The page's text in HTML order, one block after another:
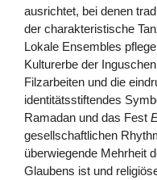
ausrichtet, bei denen
der charakteristische
Lokale Ensembles
Kulturerbe der
Filzarbeiten und die
identitätsstiftendes
Ramadan und das Fest
gesellschaftlichen
überwiegende Mehrheit
Glaubens ist und